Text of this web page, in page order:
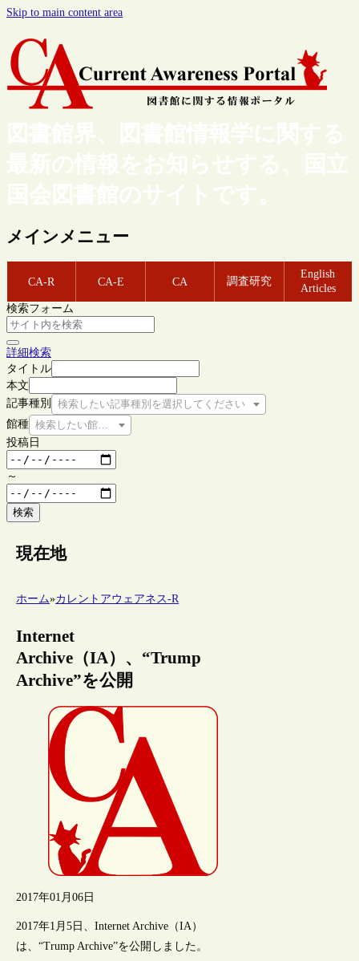
Skip to main content area
図書館界、図書館情報学に関する
最新の情報をお知らせする、国立
国会図書館のサイトです。
メインメニュー
CA-R CA-E CA 調査研究
English
Articles
検索フォーム
詳細検索
タイトル
本文
記事種別
検索したい記事種別を選択してください
館種 検索したい館種を選択してください
投稿日
～
検索
現在地
ホーム»カレントアウェアネス-R
Internet
Archive（IA）、“Trump
Archive”を公開
2017年01月06日
2017年1月5日、Internet Archive（IA）
は、“Trump Archive”を公開しました。